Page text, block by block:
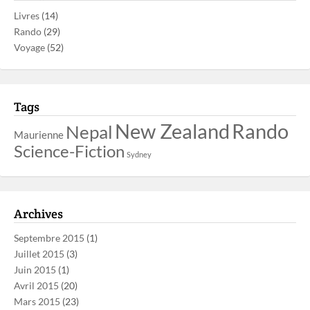
Livres (14)
Rando (29)
Voyage (52)
Tags
Maurienne Nepal New Zealand Rando
Science-Fiction Sydney
Archives
Septembre 2015 (1)
Juillet 2015 (3)
Juin 2015 (1)
Avril 2015 (20)
Mars 2015 (23)